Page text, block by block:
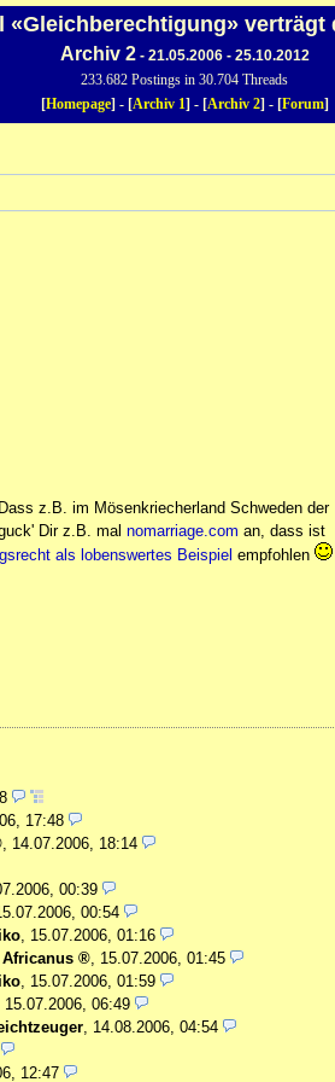
«Gleichberechtigung» verträgt
Archiv 2- 21.05.2006 - 25.10.2012
233.682 Postings in 30.704 Threads
[Homepage] - [Archiv 1] - [Archiv 2] - [Forum]
z.B. im Mösenkriecherland Schweden der
Dir z.B. mal nomarriage.com an, dass ist
als lobenswertes Beispiel empfohlen
17:48
, 14.07.2006, 18:14
00:39
00:54
, 15.07.2006, 01:16
, 15.07.2006, 01:45
, 15.07.2006, 01:59
15.07.2006, 06:49
, 14.08.2006, 04:54
12:47